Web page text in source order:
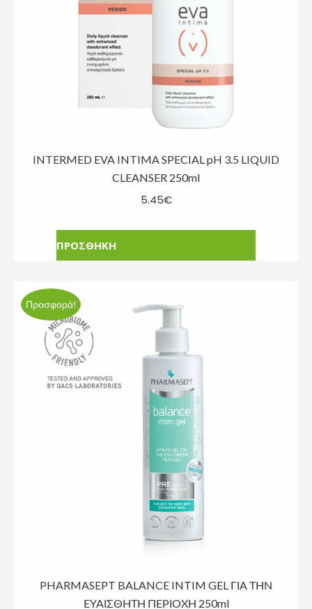
INTERMED EVA INTIMA SPECIAL pH 3.5 LIQUID
CLEANSER 250ml
5.45€
ΠΡΟΣΘΗΚΗ
Προσφορά!
PHARMASEPT BALANCE INTIM GEL ΓΙΑ ΤΗΝ
ΕΥΑΙΣΘΗΤΗ ΠΕΡΙΟΧΗ 250ml